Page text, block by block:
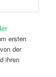
ersten
der
ihren